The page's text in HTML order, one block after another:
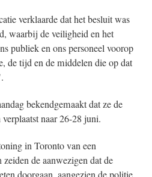
verklaarde dat het besluit was
waarbij de veiligheid en het
publiek en ons personeel voorop
de tijd en de middelen die op dat
bekendgemaakt dat ze de
naar 26-28 juni.
in Toronto van een
de aanwezigen dat de